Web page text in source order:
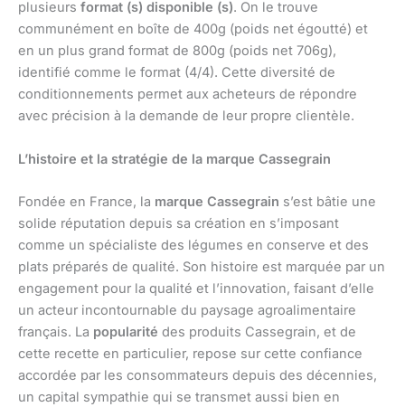
plusieurs format (s) disponible (s). On le trouve
communément en boîte de 400g (poids net égoutté) et
en un plus grand format de 800g (poids net 706g),
identifié comme le format (4/4). Cette diversité de
conditionnements permet aux acheteurs de répondre
avec précision à la demande de leur propre clientèle.
L’histoire et la stratégie de la marque Cassegrain
Fondée en France, la marque Cassegrain s’est bâtie une
solide réputation depuis sa création en s’imposant
comme un spécialiste des légumes en conserve et des
plats préparés de qualité. Son histoire est marquée par un
engagement pour la qualité et l’innovation, faisant d’elle
un acteur incontournable du paysage agroalimentaire
français. La popularité des produits Cassegrain, et de
cette recette en particulier, repose sur cette confiance
accordée par les consommateurs depuis des décennies,
un capital sympathie qui se transmet aussi bien en